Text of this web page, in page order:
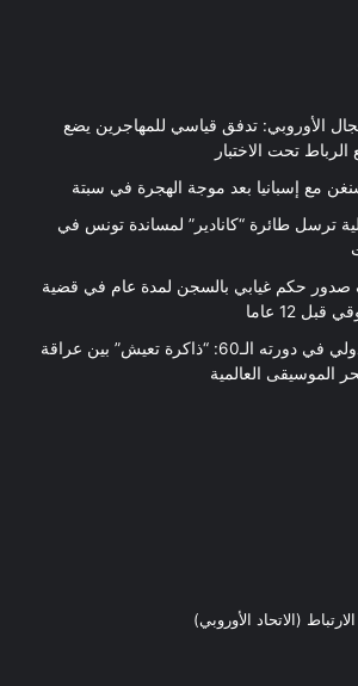
الأوروبي: تدفق قياسي للمهاجرين يضع
تحت الاختبار
مع إسبانيا بعد موجة الهجرة في سبتة
ترسل طائرة “كانادير” لمساندة تونس في
حكم غيابي بالسجن لمدة عام في قضية
12 عاما
مهرجان الحمامات الدولي في دورته الـ60: “ذاكرة تعيش” بين عراقة
الموسيقى العالمية
(الاتحاد الأوروبي)